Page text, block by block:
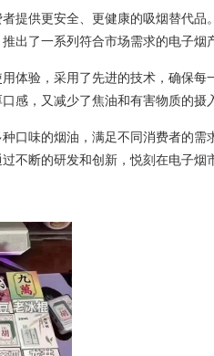
提供更安全、更健康的吸烟替代
出了一系列符合市场需求的电子烟
体验，采用了先进的技术，确保
感，又减少了焦油和有害物质的摄
口味的烟油，满足不同消费者的
不断的研发和创新，悦刻在电子烟